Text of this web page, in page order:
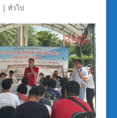
| ทั่วไป